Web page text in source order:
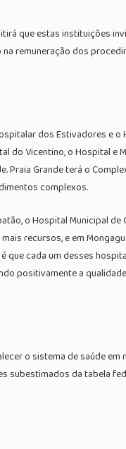
que estas instituições
remuneração dos
dos Estivadores e
do Vicentino, o Hospital e
Praia Grande terá o
complexos.
o Hospital Municipal de
recursos, e em
que cada um desses
positivamente a
o sistema de saúde em
da tabela